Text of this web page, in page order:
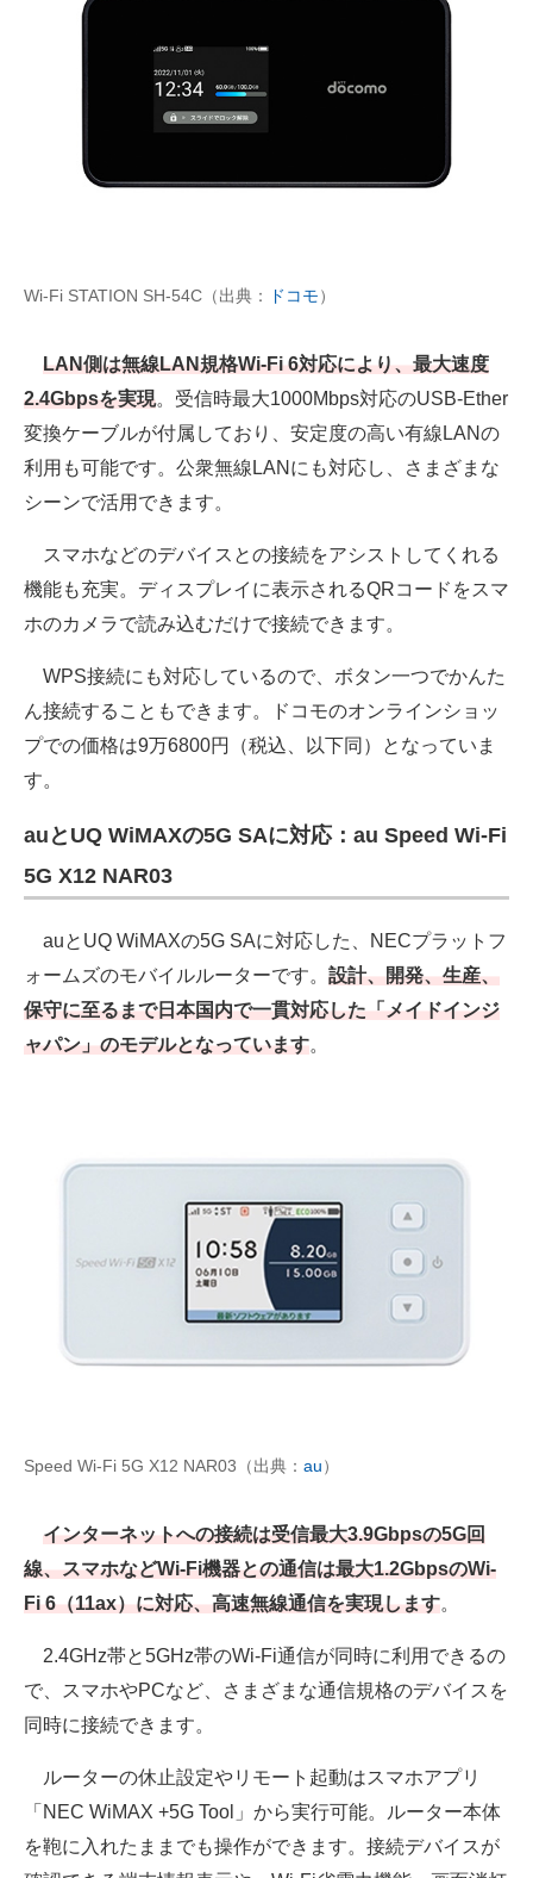
Wi-Fi STATION SH-54C（出典： ドコモ）
LAN側は無線LAN規格Wi-Fi 6対応により、最大速度
2.4Gbpsを実現。受信時最大1000Mbps対応のUSB-Ether
変換ケーブルが付属しており、安定度の高い有線LANの
利用も可能です。公衆無線LANにも対応し、さまざまな
シーンで活用できます。
スマホなどのデバイスとの接続をアシストしてくれる
機能も充実。ディスプレイに表示されるQRコードをスマ
ホのカメラで読み込むだけで接続できます。
WPS接続にも対応しているので、ボタン一つでかんた
ん接続することもできます。ドコモのオンラインショッ
プでの価格は9万6800円（税込、以下同）となっていま
す。
auとUQ WiMAXの5G SAに対応：au Speed Wi-Fi
5G X12 NAR03
auとUQ WiMAXの5G SAに対応した、NECプラットフ
ォームズのモバイルルーターです。 設計、開発、生産、
保守に至るまで日本国内で一貫対応した「メイドインジ
ャパン」のモデルとなっています。
Speed Wi-Fi 5G X12 NAR03（出典： au）
インターネットへの接続は受信最大3.9Gbpsの5G回
線、スマホなどWi-Fi機器との通信は最大1.2GbpsのWi-
Fi 6（11ax）に対応、高速無線通信を実現します。
2.4GHz帯と5GHz帯のWi-Fi通信が同時に利用できるの
で、スマホやPCなど、さまざまな通信規格のデバイスを
同時に接続できます。
ルーターの休止設定やリモート起動はスマホアプリ
「NEC WiMAX +5G Tool」から実行可能。ルーター本体
を鞄に入れたままでも操作ができます。接続デバイスが